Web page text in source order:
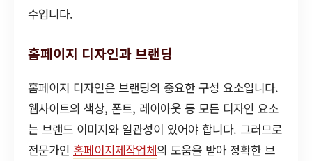
수입니다.
홈페이지 디자인과 브랜딩
홈페이지 디자인은 브랜딩의 중요한 구성 요소입니다.
웹사이트의 색상, 폰트, 레이아웃 등 모든 디자인 요소
는 브랜드 이미지와 일관성이 있어야 합니다. 그러므로
전문가인 홈페이지제작업체의 도움을 받아 정확한 브